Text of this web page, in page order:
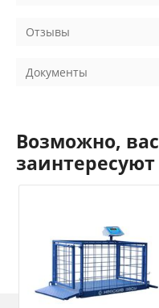
Отзывы
Документы
Возможно, вас
заинтересуют